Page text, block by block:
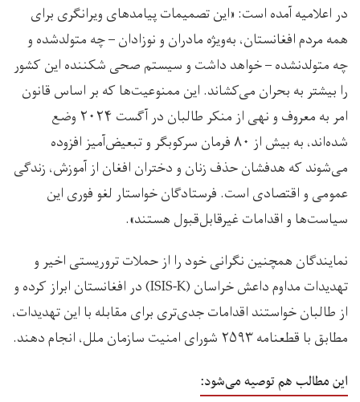
در اعلامیه آمده است: «این تصمیمات پیامدهای ویرانگری برای
همه مردم افغانستان، به‌ویژه مادران و نوزادان – چه متولدشده و
چه متولد‌نشده – خواهد داشت و سیستم صحی شکننده این کشور
را بیشتر به بحران می‌کشاند. این ممنوعیت‌ها که بر اساس قانون
امر به معروف و نهی از منکر طالبان در آگست ۲۰۲۴ وضع
شده‌اند، به بیش از ۸۰ فرمان سرکوبگر و تبعیض‌آمیز افزوده
می‌شوند که هدفشان حذف زنان و دختران افغان از آموزش، زندگی
عمومی و اقتصادی است. فرستادگان خواستار لغو فوری این
سیاست‌ها و اقدامات غیرقابل‌قبول هستند».
نمایندگان همچنین نگرانی خود را از حملات تروریستی اخیر و
تهدیدات مداوم داعش خراسان (ISIS-K) در افغانستان ابراز کرده و
از طالبان خواستند اقدامات جدی‌تری برای مقابله با این تهدیدات،
مطابق با قطعنامه ۲۵۹۳ شورای امنیت سازمان ملل، انجام دهند.
این مطالب هم توصیه می‌شود: